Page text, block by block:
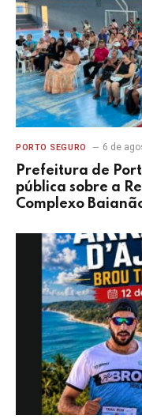
PORTO SEGURO 6 de
Prefeitura de
pública sobre a
Complexo